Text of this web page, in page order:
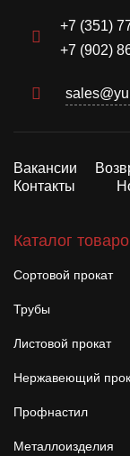
+7 (351)
+7 (902)
Вакансии
Контакты
Каталог
Сортовой прокат
Трубы
Листовой прокат
Нержавеющий
Профнастил
Металлоизделия